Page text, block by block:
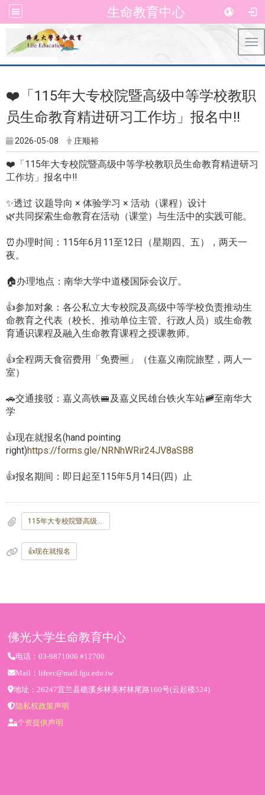
生命教育中心
❤️「115年大专校院暨高级中等学校教职
员生命教育精进研习工作坊」报名中‼️
2026-05-08 庄顺裕
❤️「115年大专校院暨高级中等学校教职员生命教育精进研习
工作坊」报名中‼️
✨透过 议题导向 × 体验学习 × 活动（课程）设计
🌿共同探索生命教育在活动（课堂）与生活中的实践可能。
⏰办理时间：115年6月11至12日（星期四、五），两天一
夜。
🏠办理地点：南华大学中道楼国际会议厅。
👍参加对象：各公私立大专校院及高级中等学校负责推动生
命教育之代表（校长、推动单位主管、行政人员）或生命教
育通识课程及融入生命教育课程之授课教师。
👍全程两天食宿费用「免费🆓」（住嘉义南院旅墅，两人一
室）
🚗交通接驳：嘉义高铁🚝及嘉义民雄台铁火车站🚞至南华大
学
👍现在就报名(hand pointing
right)https://forms.gle/NRNhWRir24JV8aSB8
👍报名期间：即日起至115年5月14日(四）止
115年大专校院暨高级中等学校教职员生命教育精进研习工作坊-海报.jpg
👍现在就报名
佛光大学生命教育中心
电话：03-9871000 #12700
Mail：lifeec@mail.fgu.edu.tw
地址：26247宜兰县礁溪乡林美村林尾路160号(云起楼524)
隐私权政策声明
个资提供声明